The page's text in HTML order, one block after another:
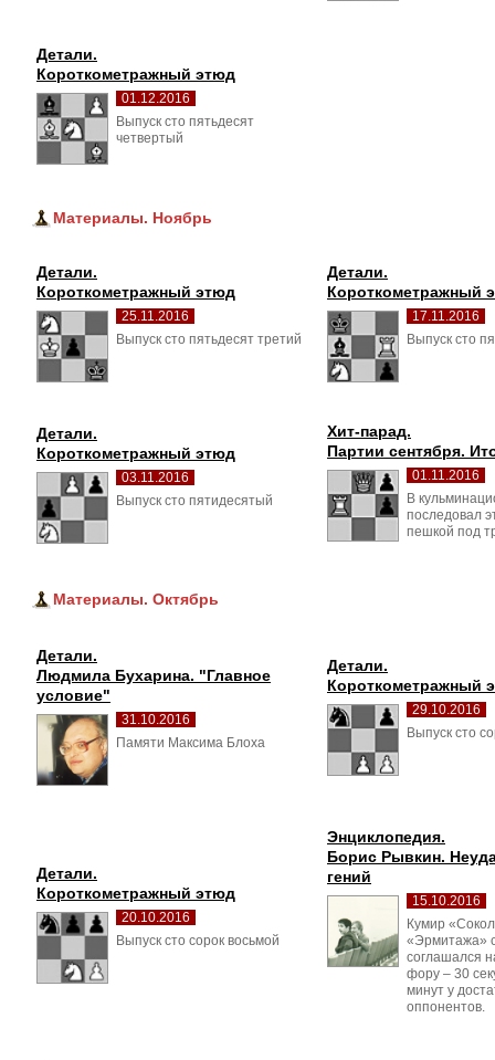
Детали.
Короткометражный этюд
01.12.2016
Выпуск сто пятьдесят
четвертый
Материалы. Ноябрь
Детали.
Короткометражный этюд
25.11.2016
Выпуск сто пятьдесят третий
Детали.
Короткометражный
17.11.2016
Выпуск сто
Детали.
Короткометражный этюд
03.11.2016
Выпуск сто пятидесятый
Хит-парад.
Партии сентября.
01.11.2016
В
последовал
пешкой под
Материалы. Октябрь
Детали.
Людмила Бухарина. "Главное
условие"
31.10.2016
Памяти Максима Блоха
Детали.
Короткометражный
29.10.2016
Выпуск сто
Детали.
Короткометражный этюд
20.10.2016
Выпуск сто сорок восьмой
Энциклопедия.
Борис Рывкин.
гений
15.10.2016
Кумир
«Эрмитажа»
соглашался
фору – 30
минут у
оппонентов.